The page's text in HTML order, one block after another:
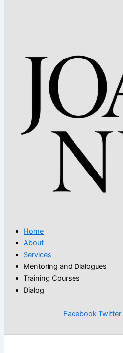
Home
About
Services
Mentoring and Dialogues
Training Courses
Dialog
Facebook Twitter